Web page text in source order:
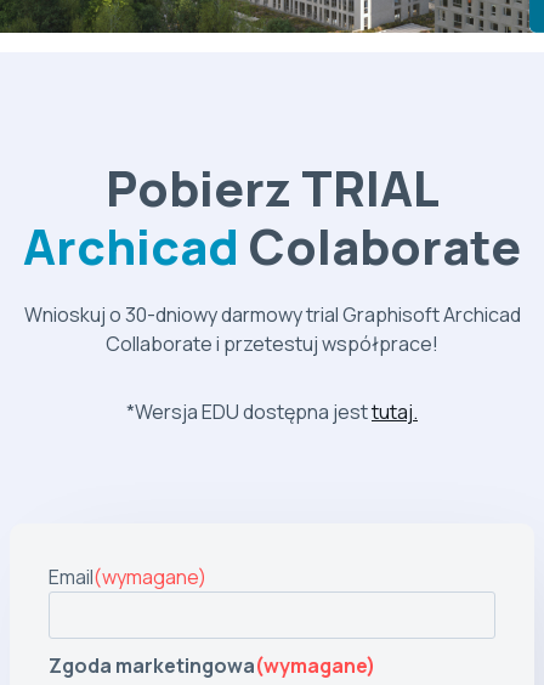
Pobierz TRIAL
Archicad Colaborate
Wnioskuj o 30-dniowy darmowy trial Graphisoft Archicad
Collaborate i przetestuj współprace!
*Wersja EDU dostępna jesttutaj.
Email(wymagane)
Zgoda marketingowa(wymagane)